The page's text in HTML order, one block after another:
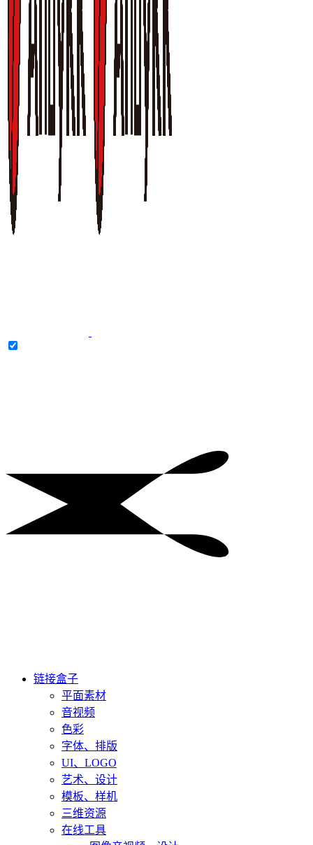
链接盒子
平面素材
音视频
色彩
字体、排版
UI、LOGO
艺术、设计
模板、样机
三维资源
在线工具